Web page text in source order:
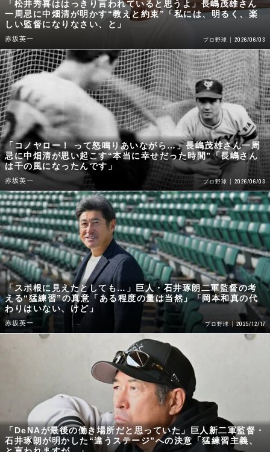
「松井秀喜ははっきり言われていると思うよ」長嶋茂雄さん
一周忌に中畑清が明かす“教えと約束”「私には、明るく、楽
しい監督になりなさい、と」
赤坂英一 プロ野球 2026/06/03
「コノヤロー！ って怒鳴りあいながら…」長嶋茂雄さん一周
忌に中畑清が思い起こす“本当に幸せだった時間”「長嶋さん
は千の風になったんです」
赤坂英一 プロ野球 2026/06/03
「スポ根に見えたとしても…」巨人・石井琢朗二軍監督の考
える“猛練習”の真意「ある程度の量は当然」「岡本和真の代
わりはいない、けど」
赤坂英一 プロ野球 2025/12/17
「DeNAが最後の働き場所だと思っていた」巨人新二軍監督・
石井琢朗が明かした“違うステージ”への決意「猛練習主義、